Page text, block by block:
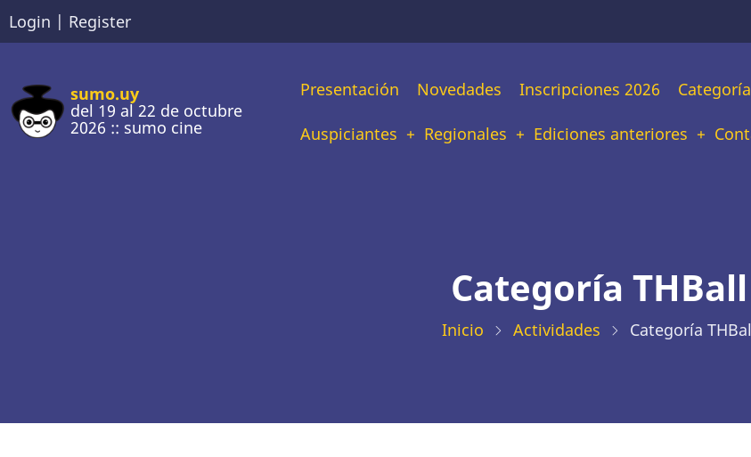
Pasar
al
principal
Login | Register
sumo.uy
del 19 al 22 de octubre
2026 :: sumo cine
Main
navigation
Presentación Novedades Inscripciones 2026
Auspiciantes Regionales Ediciones anteriores
Categoría THBall
Inicio Actividades Categoría